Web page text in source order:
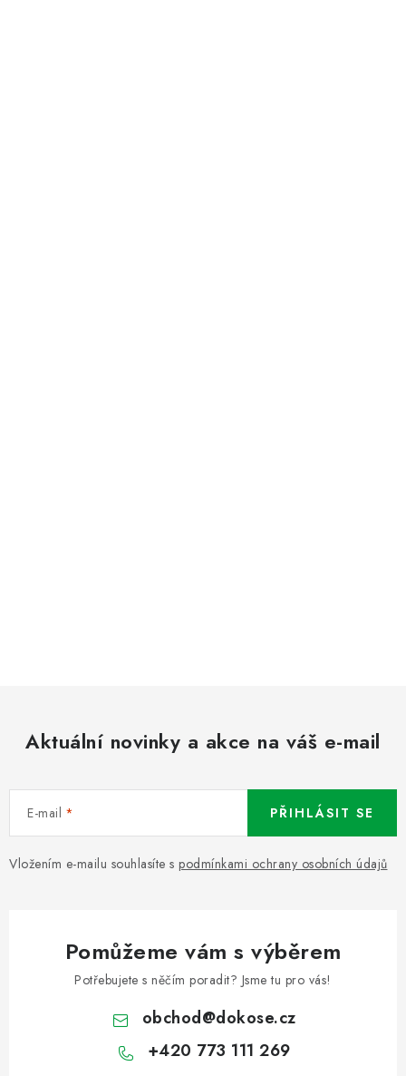
Aktuální novinky a akce na váš e-mail
E-mail
Vložením e-mailu souhlasíte s podmínkami ochrany osobních údajů
PŘIHLÁSIT SE
Pomůžeme vám s výběrem
Potřebujete s něčím poradit? Jsme tu pro vás!
obchod@dokose.cz
+420 773 111 269